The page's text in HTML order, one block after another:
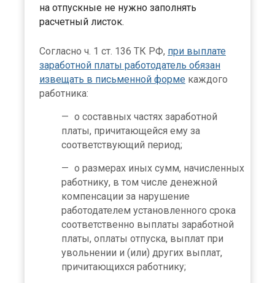
на отпускные не нужно заполнять
расчетный листок.
Согласно ч. 1 ст. 136 ТК РФ, при выплате
заработной платы работодатель обязан
извещать в письменной форме каждого
работника:
о составных частях заработной
платы, причитающейся ему за
соответствующий период;
о размерах иных сумм, начисленных
работнику, в том числе денежной
компенсации за нарушение
работодателем установленного срока
соответственно выплаты заработной
платы, оплаты отпуска, выплат при
увольнении и (или) других выплат,
причитающихся работнику;